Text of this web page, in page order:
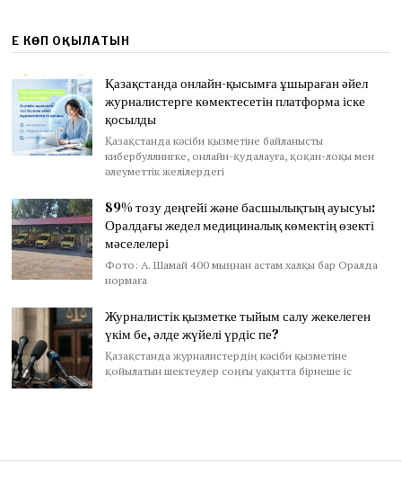
ЕҢ КӨП ОҚЫЛАТЫН
Қазақстанда онлайн-қысымға ұшыраған әйел
журналистерге көмектесетін платформа іске
қосылды
Қазақстанда кәсіби қызметіне байланысты
кибербуллингке, онлайн-қудалауға, қоқан-лоқы мен
әлеуметтік желілердегі
89% тозу деңгейі және басшылықтың ауысуы:
Оралдағы жедел медициналық көмектің өзекті
мәселелері
Фото: А. Шамай 400 мыңнан астам халқы бар Оралда
нормаға
Журналистік қызметке тыйым салу жекелеген
үкім бе, әлде жүйелі үрдіс пе?
Қазақстанда журналистердің кәсіби қызметіне
қойылатын шектеулер соңғы уақытта бірнеше іс